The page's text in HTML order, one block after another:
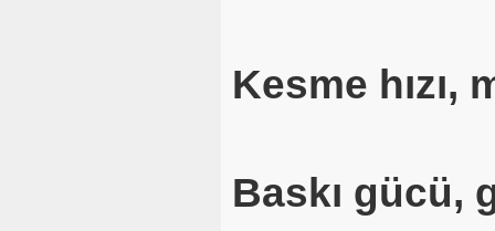
Kesme hızı,
Baskı gücü,